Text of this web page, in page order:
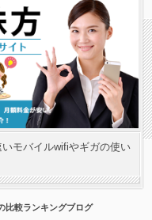
モバイルwifiやギガの使い
比較ランキングブログ